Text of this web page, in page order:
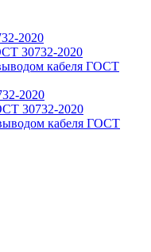
2020
30732-2020
кабеля ГОСТ
2020
30732-2020
кабеля ГОСТ